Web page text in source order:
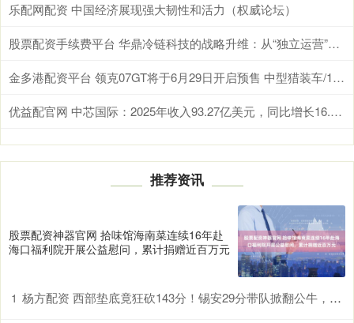
乐配网配资 中国经济展现强大韧性和活力（权威论坛）
股票配资手续费平台 华鼎冷链科技的战略升维：从“独立运营”到“集团化协同”
金多港配资平台 领克07GT将于6月29日开启预售 中型猎装车/1.5T插混系统
优益配官网 中芯国际：2025年收入93.27亿美元，同比增长16.2%
推荐资讯
股票配资神器官网 拾味馆海南菜连续16年赴
海口福利院开展公益慰问，累计捐赠近百万元
1 杨方配资 西部垫底竟狂砍143分！锡安29分带队掀翻公牛，东部第九遭打脸